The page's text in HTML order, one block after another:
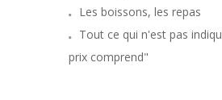
Les boissons, les repas
Tout ce qui n'est pas
prix comprend"